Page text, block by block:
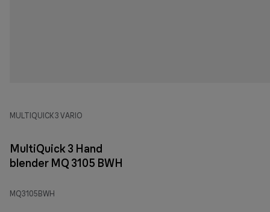
MULTIQUICK 3 VARIO
MultiQuick 3 Hand
blender MQ 3105 BWH
MQ3105BWH